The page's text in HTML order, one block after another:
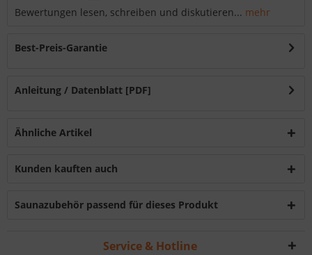
Bewertungen lesen, schreiben und diskutieren... mehr
Best-Preis-Garantie
Anleitung / Datenblatt [PDF]
Ähnliche Artikel
Kunden kauften auch
Saunazubehör passend für dieses Produkt
Service & Hotline